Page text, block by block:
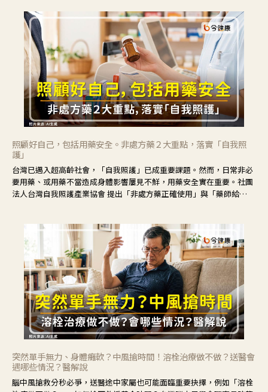
照顧好自己，包括用藥安全。非處方藥２大重點，落實「自我照
護」
台灣已邁入超高齡社會，「自我照護」已成重要課題。然而，日常非必
要用藥、或用藥不當造成身體影響屢見不鮮，用藥安全實在重要。社團
法人台灣自我照護產業協會 提出「非處方藥正確使用」與「藥師給
突然單手無力、身體癱軟？中風搶時間！溶栓治療做不做？送醫會
遇哪些情況？醫解說
腦中風搶救分秒必爭，送醫途中家屬也可能面臨重要抉擇，例如「溶栓